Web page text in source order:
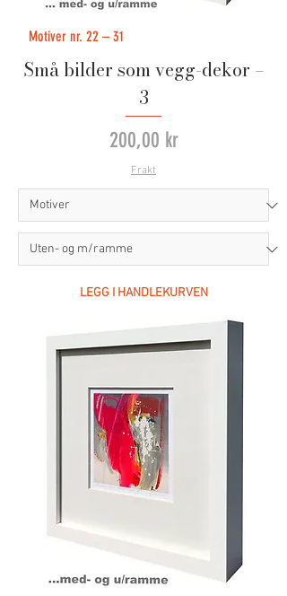
Motiver nr. 22 – 31
Små bilder som vegg-dekor –
3
Pris
200,00 kr
Frakt
LEGG I HANDLEKURVEN